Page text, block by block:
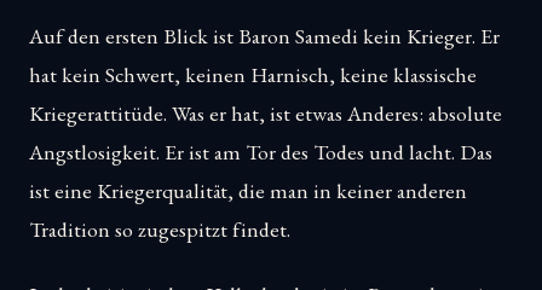
Auf den ersten Blick ist Baron Samedi kein Krieger. Er
hat kein Schwert, keinen Harnisch, keine klassische
Kriegerattitüde. Was er hat, ist etwas Anderes: absolute
Angstlosigkeit. Er ist am Tor des Todes und lacht. Das
ist eine Kriegerqualität, die man in keiner anderen
Tradition so zugespitzt findet.